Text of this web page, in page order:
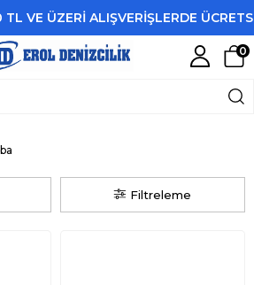
ÜZERİ ALIŞVERİŞLERDE ÜCRETSİZ
0
Filtreleme